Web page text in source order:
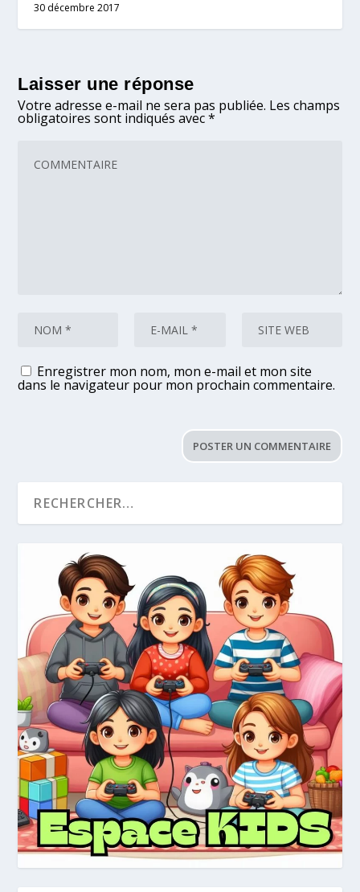
30 décembre 2017
Laisser une réponse
Votre adresse e-mail ne sera pas publiée. Les champs
obligatoires sont indiqués avec*
Enregistrer mon nom, mon e-mail et mon site
dans le navigateur pour mon prochain commentaire.